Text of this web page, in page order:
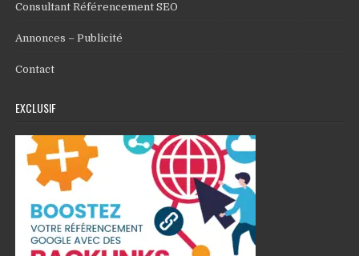
Consultant Référencement SEO
Annonces – Publicité
Contact
EXCLUSIF